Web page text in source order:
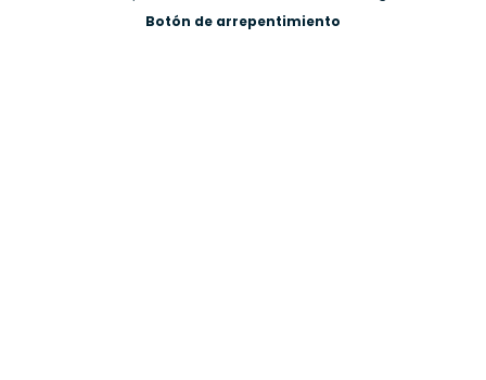
Botón de arrepentimiento